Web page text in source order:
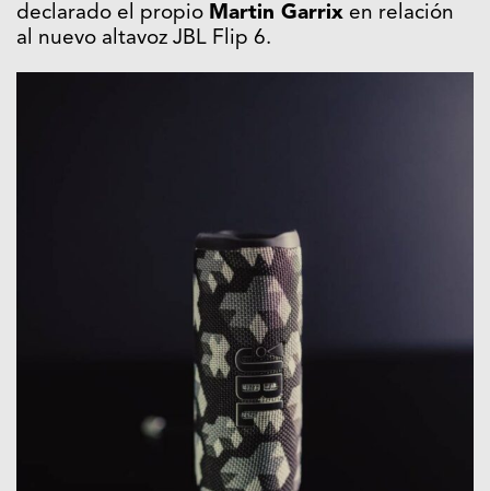
declarado el propio Martin Garrix en relación
al nuevo altavoz JBL Flip 6.